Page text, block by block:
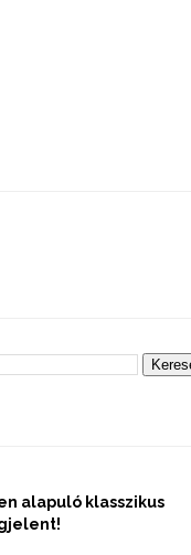
alapuló klasszikus